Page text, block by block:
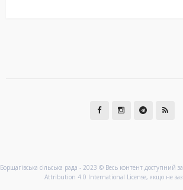
Борщагівська сільська рада - 2023 © Весь контент доступний
Attribution 4.0 International License, якщо не